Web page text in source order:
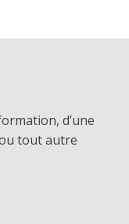
d’une
tout autre